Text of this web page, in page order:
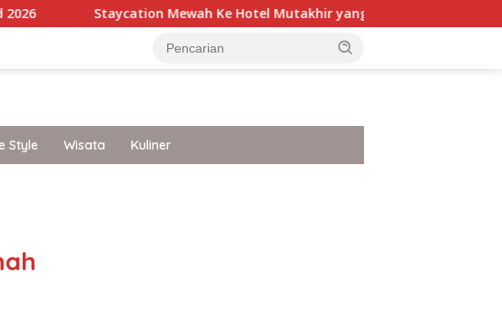
Mewah Ke Hotel Mutakhir yang Punya White Sandy Beach Ke Jakarta
Style Wisata Kuliner